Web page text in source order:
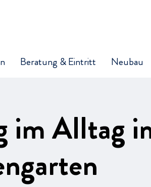
Beratung & Eintritt Neubau
im Alltag